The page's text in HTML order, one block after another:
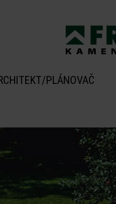
PLÁNOVAČ